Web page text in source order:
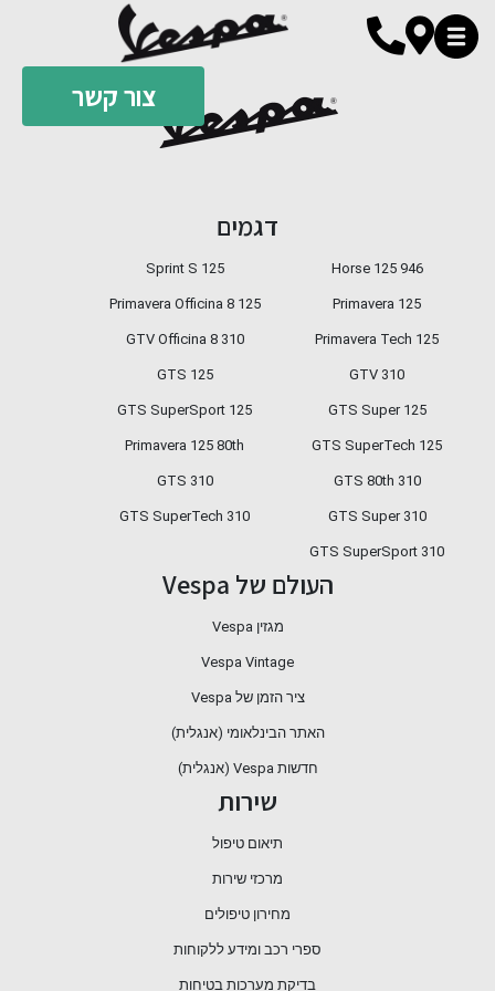
צור קשר
310 GTS SuperTech
GTS SuperSport 310
דגמים
946 Horse 125
Sprint S 125
Primavera 125
Primavera Officina 8 125
Primavera Tech 125
GTV Officina 8 310
GTV 310
GTS 125
GTS Super 125
GTS SuperSport 125
GTS SuperTech 125
Primavera 125 80th
GTS 80th 310
GTS 310
GTS Super 310
310 GTS SuperTech
GTS SuperSport 310
העולם של Vespa
מגזין Vespa
Vespa Vintage
ציר הזמן של Vespa
האתר הבינלאומי (אנגלית)
חדשות Vespa (אנגלית)
שירות
תיאום טיפול
מרכזי שירות
מחירון טיפולים
ספרי רכב ומידע ללקוחות
בדיקת מערכות בטיחות